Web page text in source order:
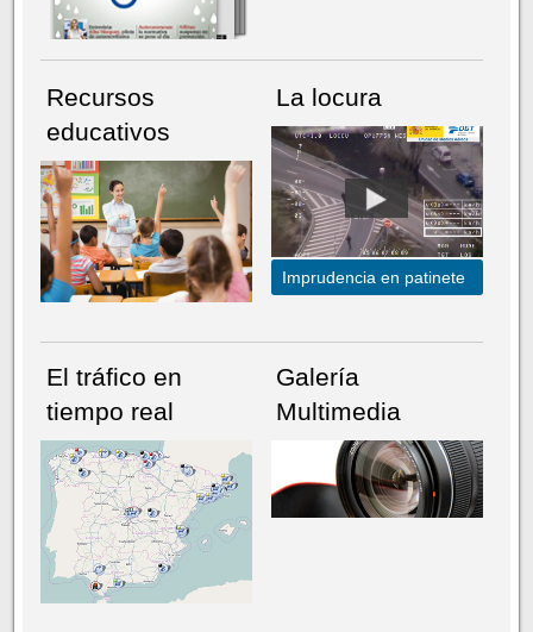
NÚMERO ACTUALHEMEROTECA
Recursos
educativos
La locura
Imprudencia en patinete
El tráfico en
tiempo real
Galería
Multimedia